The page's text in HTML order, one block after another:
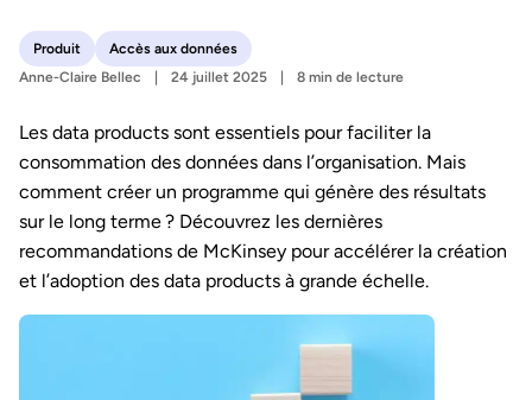
Produit
Accès aux données
Anne-Claire Bellec
24 juillet 2025 8 min de lecture
Les data products sont essentiels pour faciliter la
consommation des données dans l’organisation. Mais
comment créer un programme qui génère des résultats
sur le long terme ? Découvrez les dernières
recommandations de McKinsey pour accélérer la création
et l’adoption des data products à grande échelle.